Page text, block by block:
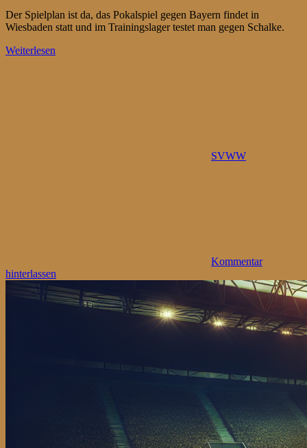
Der Spielplan ist da, das Pokalspiel gegen Bayern findet in
Wiesbaden statt und im Trainingslager testet man gegen Schalke.
Weiterlesen
SVWW
Kommentar
hinterlassen